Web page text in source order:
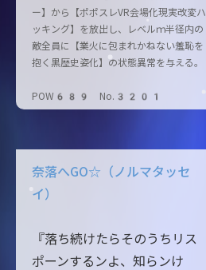
ー】から【ポポスレVR会場化現実改変ハ
ッキング】を放出し、レベルｍ半径内の
敵全員に【業火に包まれかねない羞恥を
抱く黒歴史姿化】の状態異常を与える。
POW689 No.3201
奈落へGO☆（ノルマタッセ
イ）
『落ち続けたらそのうちリス
ポーンするンよ、知らンけ